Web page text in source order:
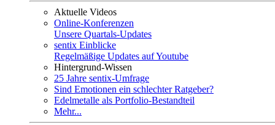
Aktuelle Videos
Online-Konferenzen
Unsere Quartals-Updates
sentix Einblicke
Regelmäßige Updates auf Youtube
Hintergrund-Wissen
25 Jahre sentix-Umfrage
Sind Emotionen ein schlechter Ratgeber?
Edelmetalle als Portfolio-Bestandteil
Mehr...